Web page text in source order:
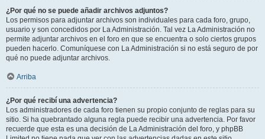
¿Por qué no se puede añadir archivos adjuntos?
Los permisos para adjuntar archivos son individuales para cada foro, grupo,
usuario y son concedidos por La Administración. Tal vez La Administración no
permite adjuntar archivos en el foro en que se encuentra o solo ciertos grupos
pueden hacerlo. Comuníquese con La Administración si no está seguro de por
qué no puede adjuntar archivos.
Arriba
¿Por qué recibí una advertencia?
Los administradores de cada foro tienen su propio conjunto de reglas para su
sitio. Si ha quebrantado alguna regla puede recibir una advertencia. Por favor
recuerde que esta es una decisión de La Administración del foro, y phpBB